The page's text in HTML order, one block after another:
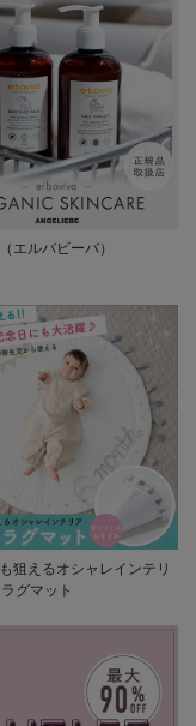
エルバビーバ）
狙えるオシャレインテリ
グマット